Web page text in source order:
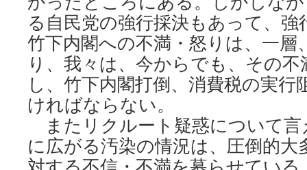
る自民党の強行採決もあって、強
竹下内閣への不満・怒りは、一層
り、我々は、今からでも、その
し、竹下内閣打倒、消費税の実行
ければならない。
またリクルート疑惑について言
に広がる汚染の情況は、圧倒的大